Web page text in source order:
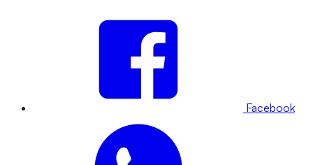
Facebook